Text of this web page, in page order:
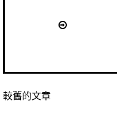
較舊的文章